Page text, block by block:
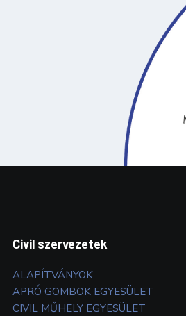
Civil szervezetek
ALAPÍTVÁNYOK
APRÓ GOMBOK EGYESÜLET
CIVIL MŰHELY EGYESÜLET